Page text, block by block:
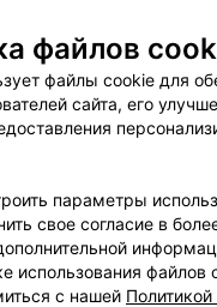
Добавить
файлов
файлы cookie для
сайта, его
параметры
свое согласие в
использования файлов
с нашей